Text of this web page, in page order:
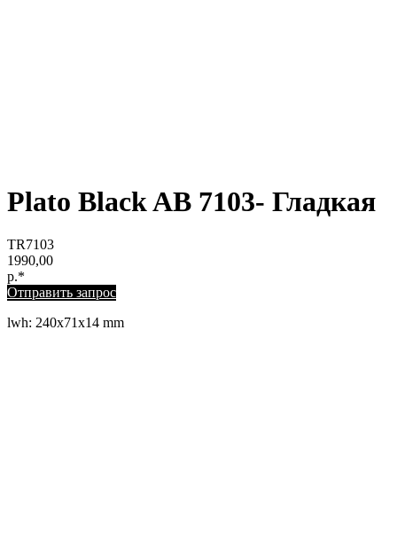
Plato Black AB 7103- Гладкая
TR7103
1990,00
р.*
Отправить запрос
lwh: 240x71x14 mm